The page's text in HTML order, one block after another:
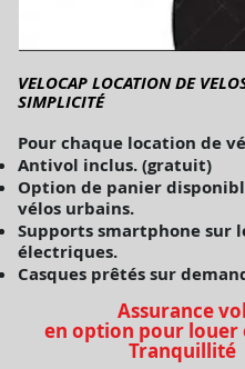
VELOCAP LOCATION DE
SIMPLICITÉ
Pour chaque location de
Antivol inclus. (gratuit)
Option de panier
vélos urbains.
Supports smartphone sur
électriques.
Casques prêtés sur
Assurance vol
en option pour louer
Tranquillité